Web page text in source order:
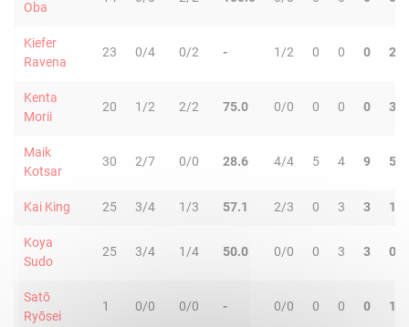
Oba
Kiefer
Ravena
23 0/4 0/2 - 1/2 0 0 0 2
Kenta
Morii
20 1/2 2/2 75.0 0/0 0 0 0 3
Maik
Kotsar
30 2/7 0/0 28.6 4/4 5 4 9 5
Kai King 25 3/4 1/3 57.1 2/3 0 3 3 1
Koya
Sudo
25 3/4 1/4 50.0 0/0 0 3 3 0
Satō
Ryōsei
1 0/0 0/0 - 0/0 0 0 0 1